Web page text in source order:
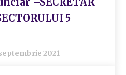
5
2021